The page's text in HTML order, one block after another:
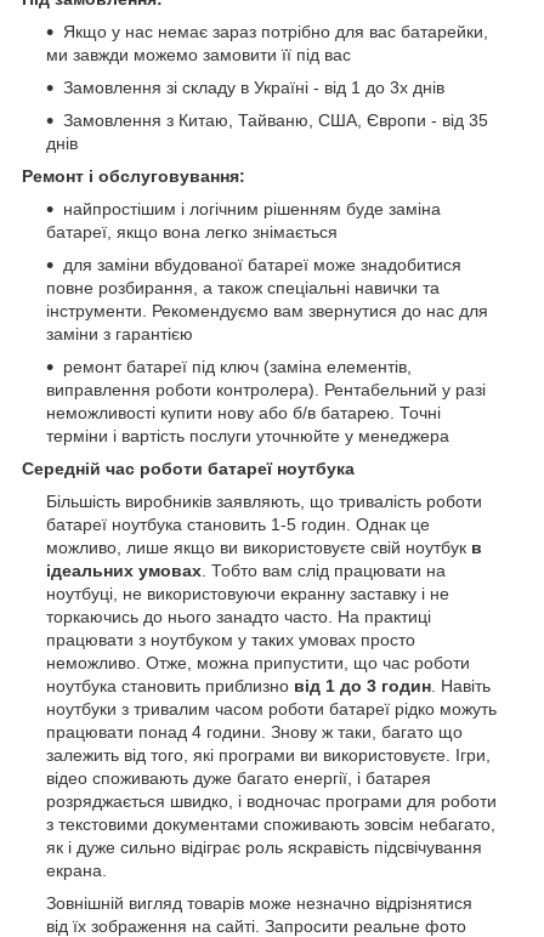
Якщо у нас немає зараз потрібно для вас батарейки,
ми завжди можемо замовити її під вас
Замовлення зі складу в Україні - від 1 до 3х днів
Замовлення з Китаю, Тайваню, США, Європи - від 35
днів
Ремонт і обслуговування:
найпростішим і логічним рішенням буде заміна
батареї, якщо вона легко знімається
для заміни вбудованої батареї може знадобитися
повне розбирання, а також спеціальні навички та
інструменти. Рекомендуємо вам звернутися до нас для
заміни з гарантією
ремонт батареї під ключ (заміна елементів,
виправлення роботи контролера). Рентабельний у разі
неможливості купити нову або б/в батарею. Точні
терміни і вартість послуги уточнюйте у менеджера
Середній час роботи батареї ноутбука
Більшість виробників заявляють, що тривалість роботи
батареї ноутбука становить 1-5 годин. Однак це
можливо, лише якщо ви використовуєте свій ноутбук в
ідеальних умовах . Тобто вам слід працювати на
ноутбуці, не використовуючи екранну заставку і не
торкаючись до нього занадто часто. На практиці
працювати з ноутбуком у таких умовах просто
неможливо. Отже, можна припустити, що час роботи
ноутбука становить приблизно від 1 до 3 годин . Навіть
ноутбуки з тривалим часом роботи батареї рідко можуть
працювати понад 4 години. Знову ж таки, багато що
залежить від того, які програми ви використовуєте. Ігри,
відео споживають дуже багато енергії, і батарея
розряджається швидко, і водночас програми для роботи
з текстовими документами споживають зовсім небагато,
як і дуже сильно відіграє роль яскравість підсвічування
екрана.
Зовнішній вигляд товарів може незначно відрізнятися
від їх зображення на сайті. Запросити реальне фото